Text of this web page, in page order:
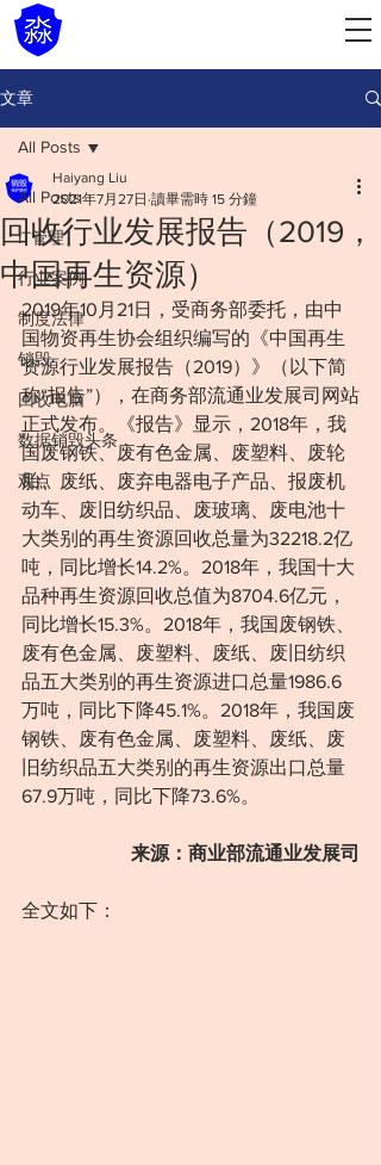
文章
All Posts
IT管理
行业案例
制度法律
销毁
回收电脑
数据销毁头条
观点
All Posts
回收行业发展报告（2019，
中国再生资源）
Haiyang Liu
2021年7月27日 讀畢需時 15 分鐘
2019年10月21日，受商务部委托，由中
国物资再生协会组织编写的《中国再生
资源行业发展报告（2019）》（以下简
称“报告”），在商务部流通业发展司网站
正式发布。《报告》显示，2018年，我
国废钢铁、废有色金属、废塑料、废轮
胎、废纸、废弃电器电子产品、报废机
动车、废旧纺织品、废玻璃、废电池十
大类别的再生资源回收总量为32218.2亿
吨，同比增长14.2%。2018年，我国十大
品种再生资源回收总值为8704.6亿元，
同比增长15.3%。2018年，我国废钢铁、
废有色金属、废塑料、废纸、废旧纺织
品五大类别的再生资源进口总量1986.6
万吨，同比下降45.1%。2018年，我国废
钢铁、废有色金属、废塑料、废纸、废
旧纺织品五大类别的再生资源出口总量
67.9万吨，同比下降73.6%。
来源：商业部流通业发展司
全文如下：